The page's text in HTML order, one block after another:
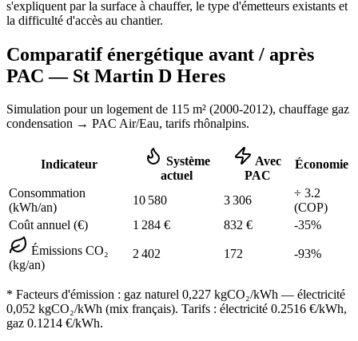
s'expliquent par la surface à chauffer, le type d'émetteurs existants et
la difficulté d'accès au chantier.
Comparatif énergétique avant / après
PAC — St Martin D Heres
Simulation pour un logement de 115 m² (2000-2012), chauffage gaz
condensation → PAC Air/Eau, tarifs rhônalpins.
Indicateur
Système
actuel
Avec
PAC
Économie
Consommation
(kWh/an)
10 580 3 306
÷ 3.2
(COP)
Coût annuel (€)
1 284 € 832 € -35%
Émissions CO₂
(kg/an)
2 402 172 -93%
* Facteurs d'émission : gaz naturel 0,227 kgCO₂/kWh — électricité
0,052 kgCO₂/kWh (mix français). Tarifs : électricité 0.2516 €/kWh,
gaz 0.1214 €/kWh.